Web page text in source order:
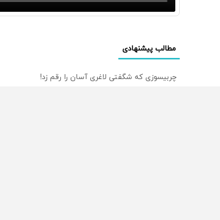
مطالب پیشنهادی
چربیسوزی که شگفتی لاغری آسان را رقم زد!